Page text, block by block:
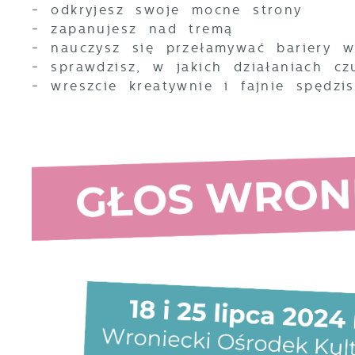
- odkryjesz swoje mocne strony
- zapanujesz nad tremą
- nauczysz się przełamywać bariery
- sprawdzisz, w jakich działaniach
- wreszcie kreatywnie i fajnie